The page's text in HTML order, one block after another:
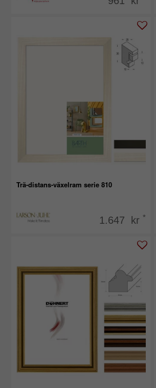
Trä-distans-växelram serie 810
1.647 kr *